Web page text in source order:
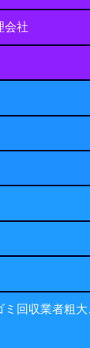
会社
回収業者粗大